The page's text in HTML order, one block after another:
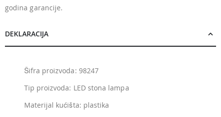
godina garancije.
DEKLARACIJA
Šifra proizvoda: 98247
Tip proizvoda: LED stona lampa
Materijal kućišta: plastika